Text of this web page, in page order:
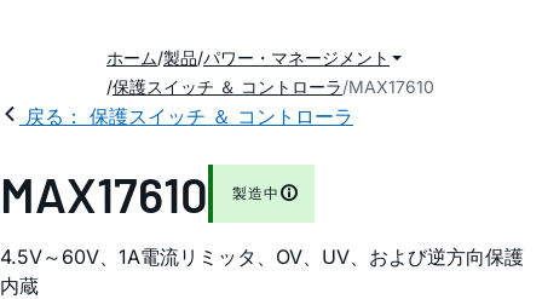
ホーム 製品 パワー・マネージメント
保護スイッチ ＆ コントローラ MAX17610
戻る： 保護スイッチ ＆ コントローラ
MAX17610 製造中
4.5V～60V、1A電流リミッタ、OV、UV、および逆方向保護
内蔵